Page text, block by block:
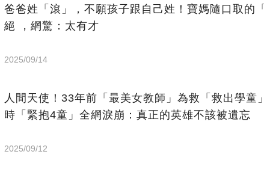
爸爸姓「滾」，不願孩子跟自己姓！寶媽隨口取的
絕 ，網驚：太有才
2025/09/14
人間天使！33年前「最美女教師」為救「救出學童
時「緊抱4童」全網淚崩：真正的英雄不該被遺忘
2025/09/12